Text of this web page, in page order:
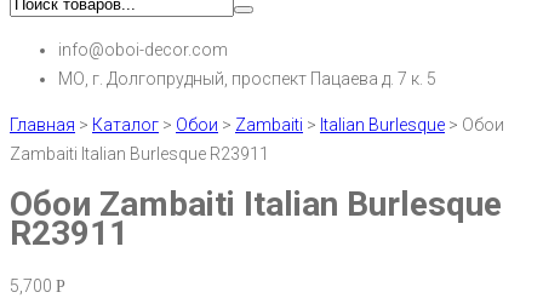
info@oboi-decor.com
МО, г. Долгопрудный, проспект Пацаева д. 7 к. 5
Главная > Каталог > Обои > Zambaiti > Italian Burlesque > Обои
Zambaiti Italian Burlesque R23911
Обои Zambaiti Italian Burlesque
R23911
5,700 Р